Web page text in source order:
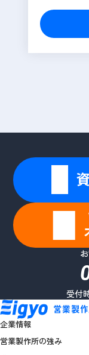
受付
企業情報
営業製作所の強み